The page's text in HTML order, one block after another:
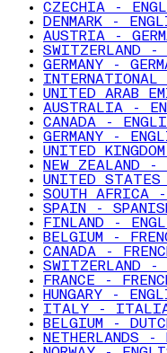
CZECHIA -
DENMARK -
AUSTRIA -
SWITZERLAND -
GERMANY -
UNITED ARAB
AUSTRALIA -
CANADA -
GERMANY -
UNITED
NEW ZEALAND -
UNITED
SOUTH AFRICA
SPAIN -
FINLAND -
BELGIUM -
CANADA -
SWITZERLAND -
FRANCE -
HUNGARY -
ITALY -
BELGIUM -
NETHERLANDS -